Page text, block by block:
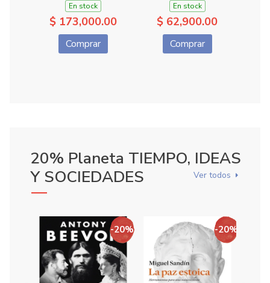
En stock
$ 173,000.00
Comprar
En stock
$ 62,900.00
Comprar
20% Planeta TIEMPO, IDEAS
Y SOCIEDADES
Ver todos
-20% -20%